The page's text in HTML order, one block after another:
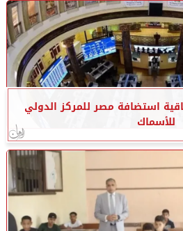
استضافة مصر للمركز الدولي
للأسماك